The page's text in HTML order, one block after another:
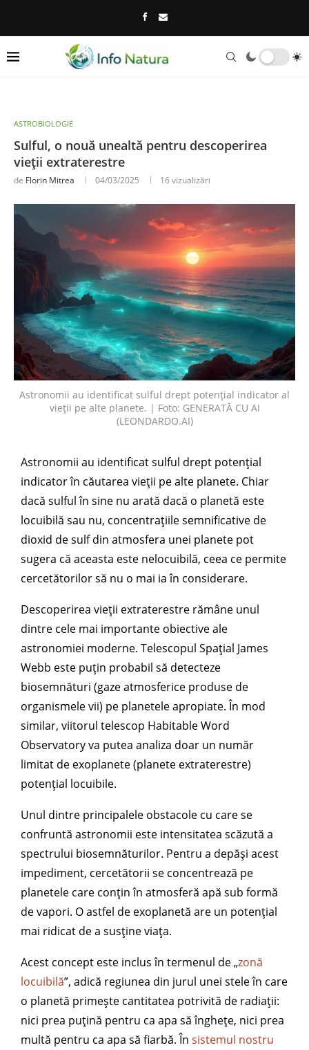
ASTROBIOLOGIE
Sulful, o nouă unealtă pentru descoperirea
vieții extraterestre
de Florin Mitrea 04/03/2025 16vizualizări
Astronomii au identificat sulful drept potențial indicator al
vieții pe alte planete. | Foto: GENERATĂ CU AI
(LEONDARDO.AI)
Astronomii au identificat sulful drept potențial
indicator în căutarea vieții pe alte planete. Chiar
dacă sulful în sine nu arată dacă o planetă este
locuibilă sau nu, concentrațiile semnificative de
dioxid de sulf din atmosfera unei planete pot
sugera că aceasta este nelocuibilă, ceea ce permite
cercetătorilor să nu o mai ia în considerare.
Descoperirea vieții extraterestre rămâne unul
dintre cele mai importante obiective ale
astronomiei moderne. Telescopul Spațial James
Webb este puțin probabil să detecteze
biosemnături (gaze atmosferice produse de
organismele vii) pe planetele apropiate. În mod
similar, viitorul telescop Habitable Word
Observatory va putea analiza doar un număr
limitat de exoplanete (planete extraterestre)
potențial locuibile.
Unul dintre principalele obstacole cu care se
confruntă astronomii este intensitatea scăzută a
spectrului biosemnăturilor. Pentru a depăși acest
impediment, cercetătorii se concentrează pe
planetele care conțin în atmosferă apă sub formă
de vapori. O astfel de exoplanetă are un potențial
mai ridicat de a susține viața.
Acest concept este inclus în termenul de „zonă
locuibilă”, adică regiunea din jurul unei stele în care
o planetă primește cantitatea potrivită de radiații:
nici prea puțină pentru ca apa să înghețe, nici prea
multă pentru ca apa să fiarbă. În sistemul nostru